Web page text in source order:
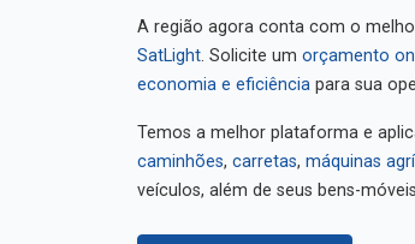
A região agora conta com o
SatLight . Solicite um orçamento
economia e eficiência para sua
Temos a melhor plataforma e
caminhões carretas máquinas
veículos, além de seus bens-